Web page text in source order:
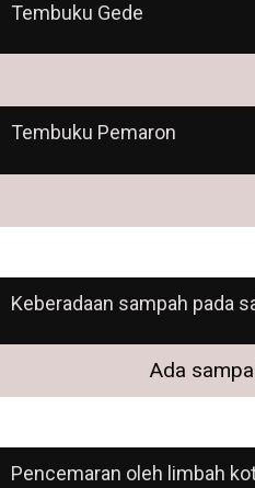
Tembuku Gede
Tembuku Pemaron
Keberadaan sampah pada
Ada
Pencemaran oleh limbah